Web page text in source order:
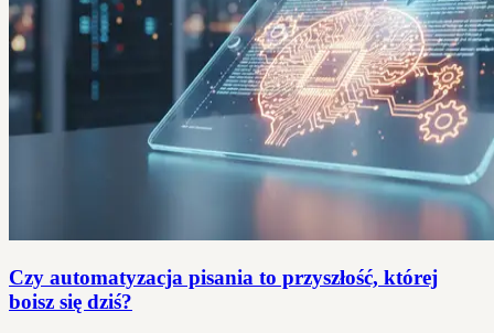
Czy automatyzacja pisania to przyszłość, której
boisz się dziś?